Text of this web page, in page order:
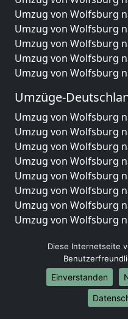
Umzug von Wolfsburg
Umzug von Wolfsburg
Umzug von Wolfsburg
Umzug von Wolfsburg
Umzug von Wolfsburg
Umzüge-
Umzug von Wolfsburg
Umzug von Wolfsburg
Umzug von Wolfsburg
Umzug von Wolfsburg
Umzug von Wolfsburg
Umzug von Wolfsburg
Umzug von Wolfsburg
Umzug von Wolfsburg
Umzug von Wolfsburg
Umzug von Wolfsburg
Umzug von Wolfsburg
Umzug von Wolfsburg
Umzug von Wolfsburg
Diese Internetseite
Einverstanden